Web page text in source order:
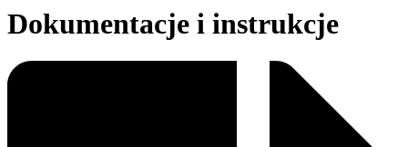
Dokumentacje i instrukcje